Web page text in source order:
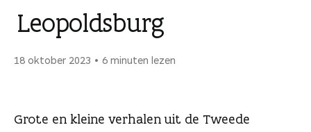
Leopoldsburg
18 oktober 2023 6 minuten lezen
Grote en kleine verhalen uit de Tweede